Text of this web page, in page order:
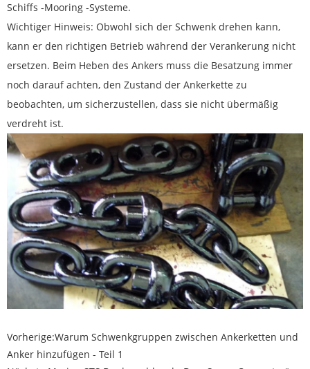
Schiffs -Mooring -Systeme.
Wichtiger Hinweis: Obwohl sich der Schwenk drehen kann,
kann er den richtigen Betrieb während der Verankerung nicht
ersetzen. Beim Heben des Ankers muss die Besatzung immer
noch darauf achten, den Zustand der Ankerkette zu
beobachten, um sicherzustellen, dass sie nicht übermäßig
verdreht ist.
Vorherige:Warum Schwenkgruppen zwischen Ankerketten und
Anker hinzufügen - Teil 1